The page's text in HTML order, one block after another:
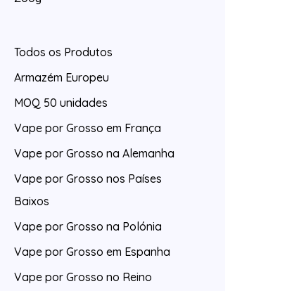
Todos os Produtos
Armazém Europeu
MOQ 50 unidades
Vape por Grosso em França
Vape por Grosso na Alemanha
Vape por Grosso nos Países
Baixos
Vape por Grosso na Polónia
Vape por Grosso em Espanha
Vape por Grosso no Reino